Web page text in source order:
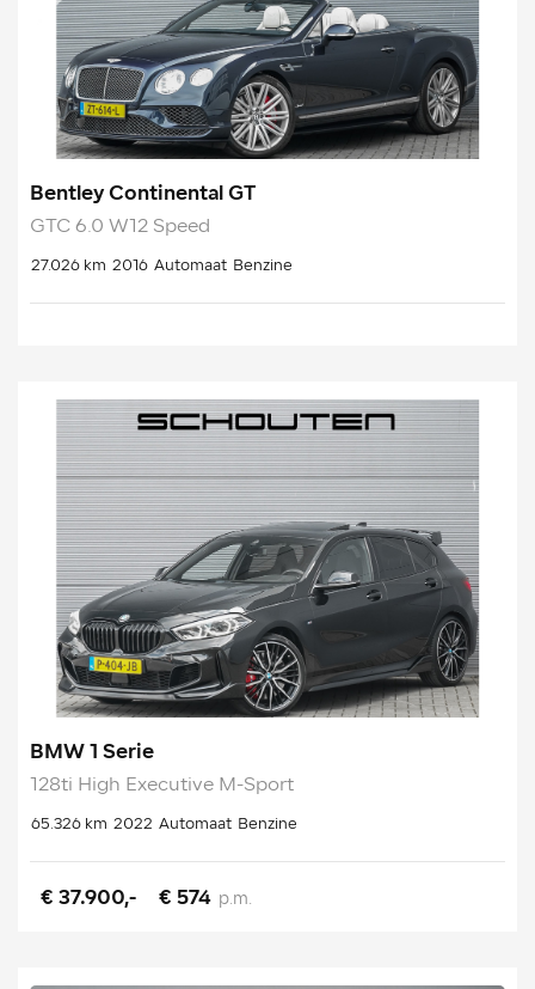
Bentley Continental GT
GTC 6.0 W12 Speed
27.026 km 2016 Automaat Benzine
BMW 1 Serie
128ti High Executive M-Sport
65.326 km 2022 Automaat Benzine
€ 37.900,- € 574 p.m.